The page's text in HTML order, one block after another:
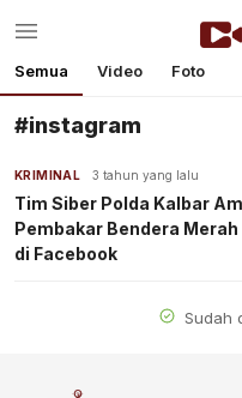
Semua Video Foto
#instagram
KRIMINAL 3 tahun yang lalu
Tim Siber Polda Kalbar
Pembakar Bendera
di Facebook
Sudah